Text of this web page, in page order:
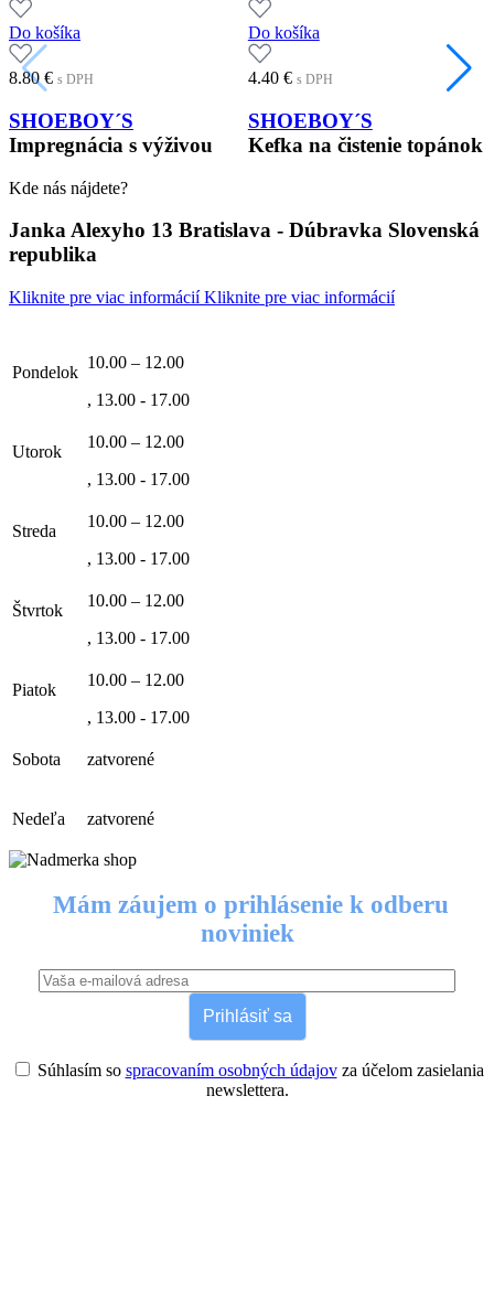
Do košíka
8.80€ s DPH
SHOEBOY´S
Impregnácia s výživou
Do košíka
4.40€ s DPH
SHOEBOY´S
Kefka na čistenie topánok
Kde nás nájdete?
Janka Alexyho 13 Bratislava - Dúbravka Slovenská
republika
Kliknite pre viac informáciíKliknite pre viac informácií
Pondelok
10.00 – 12.00
, 13.00 - 17.00
Utorok
10.00 – 12.00
, 13.00 - 17.00
Streda
10.00 – 12.00
, 13.00 - 17.00
Štvrtok
10.00 – 12.00
, 13.00 - 17.00
Piatok
10.00 – 12.00
, 13.00 - 17.00
Sobota zatvorené
Nedeľa zatvorené
Mám záujem o prihlásenie k odberu
noviniek
Prihlásiť sa
Súhlasím so spracovaním osobných údajovza účelom zasielania
newslettera.